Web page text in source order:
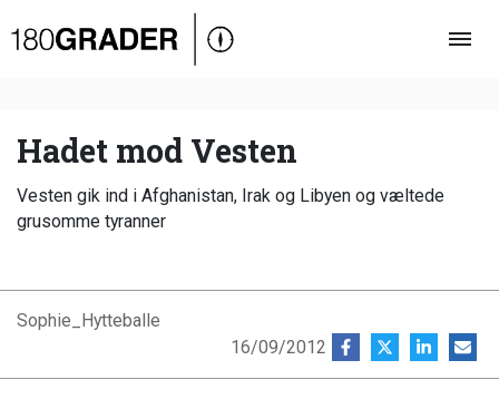
Oversigt
Debat
Video
Hadet mod Vesten
Vesten gik ind i Afghanistan, Irak og Libyen og væltede
grusomme tyranner
Sophie_Hytteballe
16/09/2012